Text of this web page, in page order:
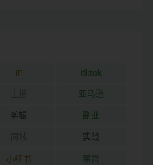
IP tiktok
亚马逊
剪辑 副业
实战
小红书 带货